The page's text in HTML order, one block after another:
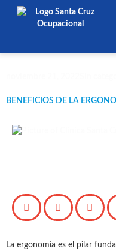
BENEFICIOS DE LA
La ergonomía es el pilar